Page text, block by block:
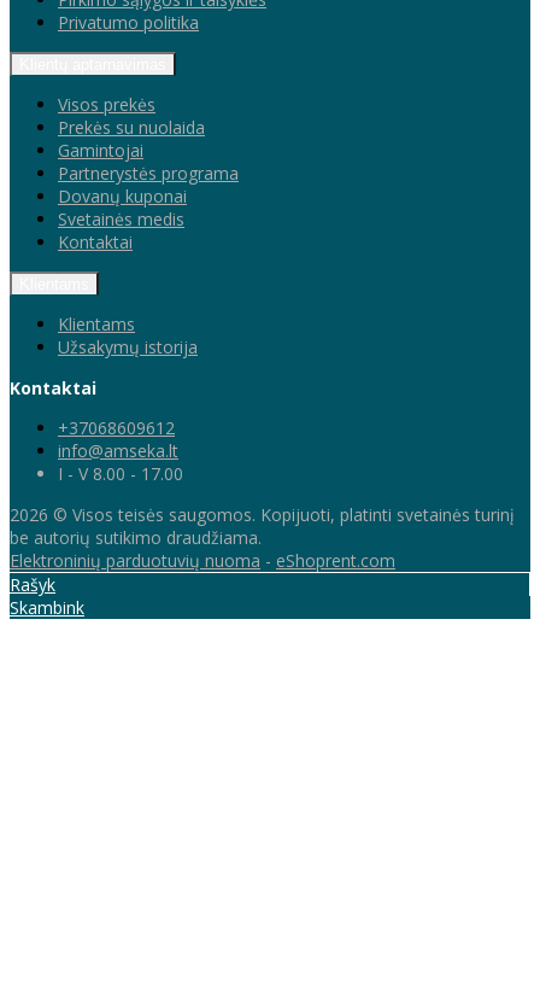
Privatumo politika
Visos prekės
Prekės su nuolaida
Gamintojai
Partnerystės programa
Dovanų kuponai
Svetainės medis
Kontaktai
Klientams
Užsakymų istorija
Kontaktai
+37068609612
info@amseka.lt
I - V 8.00 - 17.00
2026 © Visos teisės saugomos. Kopijuoti, platinti svetainės turinį
be autorių sutikimo draudžiama.
Elektroninių parduotuvių nuoma - eShoprent.com
Rašyk
Skambink